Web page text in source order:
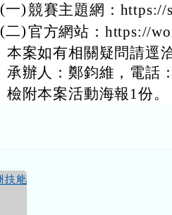
(一)競賽主題網：https://
(二)官方網站：https://
本案如有相關疑問請逕
承辦人：鄭鈞維，電話
檢附本案活動海報1份。